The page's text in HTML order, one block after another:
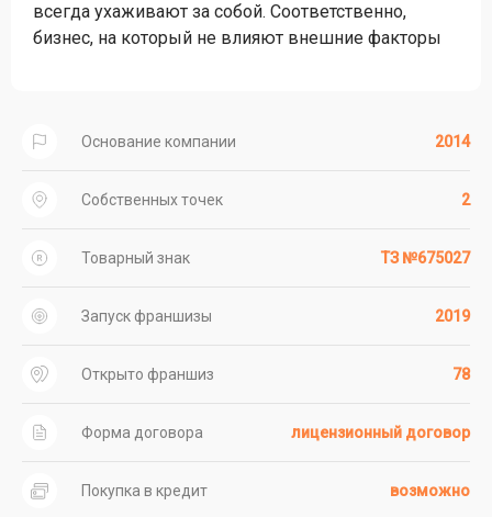
всегда ухаживают за собой. Соответственно,
бизнес, на который не влияют внешние факторы
Основание компании 2014
Собственных точек 2
Товарный знак ТЗ №675027
Запуск франшизы 2019
Открыто франшиз 78
Форма договора лицензионный договор
Покупка в кредит возможно